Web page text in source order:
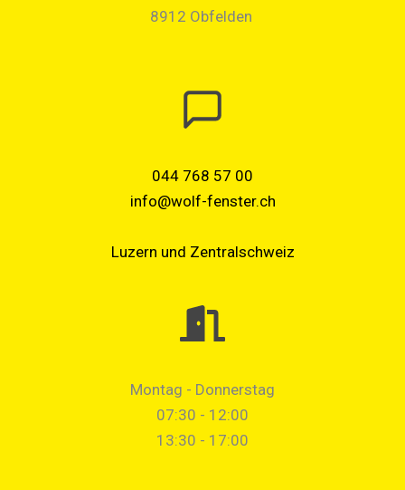
8912 Obfelden
044 768 57 00
info@wolf-fenster.ch
Luzern und Zentralschweiz
Montag - Donnerstag
07:30 - 12:00
13:30 - 17:00